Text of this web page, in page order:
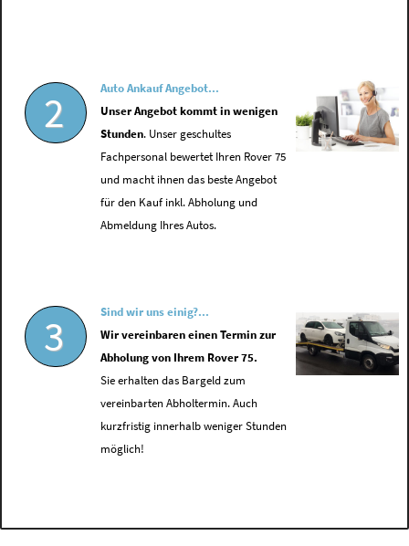
2
Auto Ankauf Angebot...
Unser Angebot kommt in wenigen
Stunden. Unser geschultes
Fachpersonal bewertet Ihren Rover 75
und macht ihnen das beste Angebot
für den Kauf inkl. Abholung und
Abmeldung Ihres Autos.
3
Sind wir uns einig?...
Wir vereinbaren einen Termin zur
Abholung von Ihrem Rover 75.
Sie erhalten das Bargeld zum
vereinbarten Abholtermin. Auch
kurzfristig innerhalb weniger Stunden
möglich!